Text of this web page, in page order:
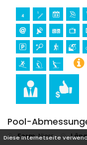
Diese Internetseite
Surfen,
von der Villa
Golf (Javea Golf
Kilometer von der
Pool-
Form:Niere